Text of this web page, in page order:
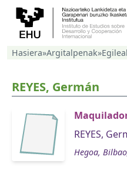
Hasiera»Argitalpenak»
REYES, Germán
REYES,
Hegoa,